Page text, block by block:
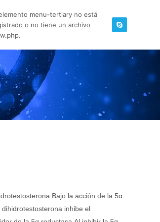
menu-tertiary no está
o no tiene un archivo
la acción de la 5α
inhibe el